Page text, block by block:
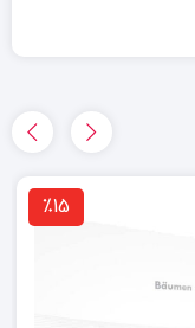
٪15